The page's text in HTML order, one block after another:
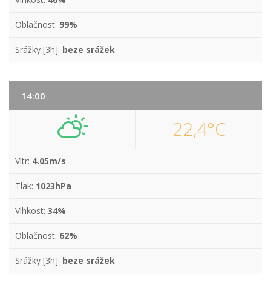
Oblačnost: 99%
Srážky [3h]: beze srážek
14:00
22,4°C
Vítr: 4.05m/s
Tlak: 1023hPa
Vlhkost: 34%
Oblačnost: 62%
Srážky [3h]: beze srážek